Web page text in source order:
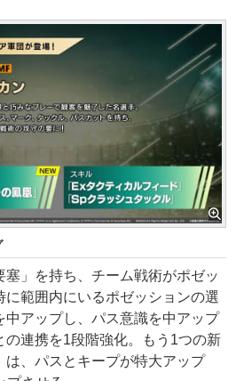
」を持ち、チーム戦術がポゼッ
に範囲内にいるポゼッションの選
中アップし、パス意識を中アップ
の連携を1段階強化。もう1つの新
は、パスとキープが特大アップ